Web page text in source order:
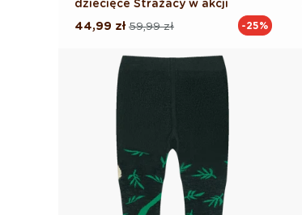
dziecięce Strażacy w akcji
Cena
59,99 zł
Cena
44,99 zł -25%